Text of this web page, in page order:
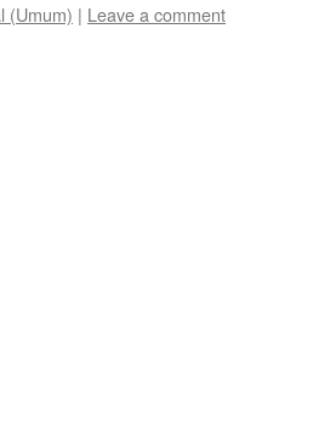
(Umum) | Leave a comment